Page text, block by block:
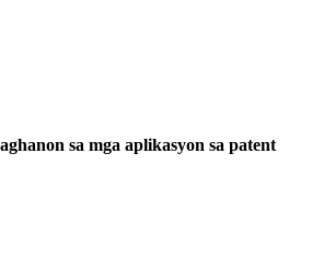
sa mga aplikasyon sa patent